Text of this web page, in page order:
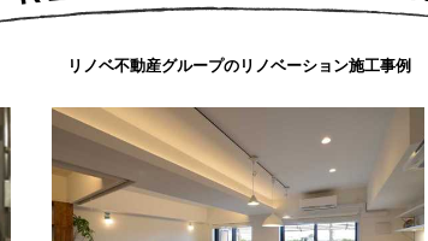
リノベ不動産グループのリノベーション施工事例